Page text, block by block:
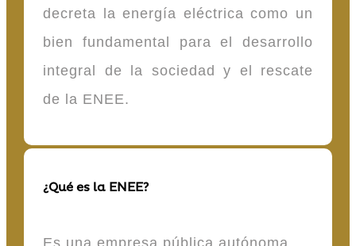
decreta la energía eléctrica como un
bien fundamental para el desarrollo
integral de la sociedad y el rescate
de la ENEE.
¿Qué es la ENEE?